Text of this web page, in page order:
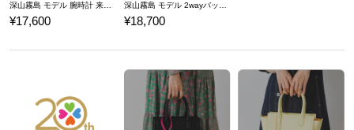
深山霧島 モデル 腕時計 来世は他人がいい
¥17,600
深山霧島 モデル 2wayバッグ 来世は他人がいい
¥18,700